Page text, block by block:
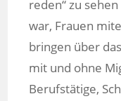
reden“ zu
war, Frauen
bringen über
mit und ohne
Berufstätige,